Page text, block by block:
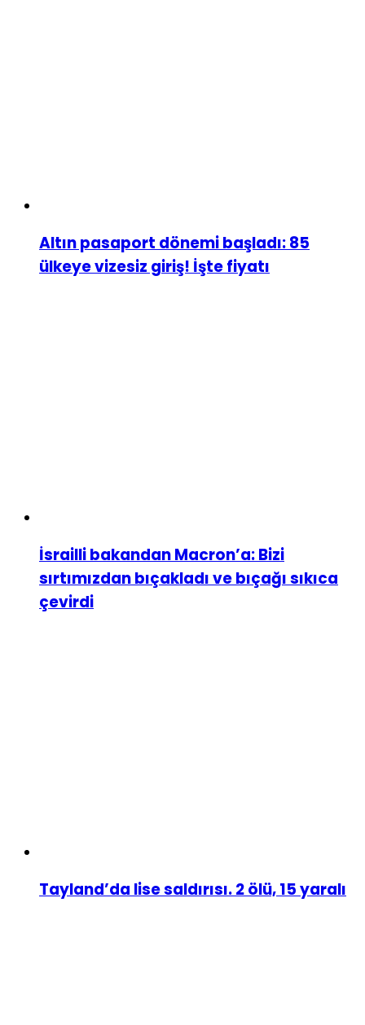
Altın pasaport dönemi başladı: 85
ülkeye vizesiz giriş! İşte fiyatı
İsrailli bakandan Macron’a: Bizi
sırtımızdan bıçakladı ve bıçağı sıkıca
çevirdi
Tayland’da lise saldırısı. 2 ölü, 15 yaralı